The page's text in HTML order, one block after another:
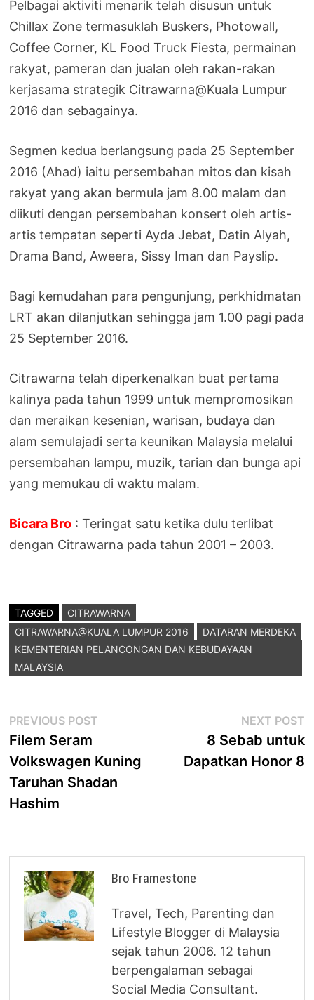
Pelbagai aktiviti menarik telah disusun untuk
Chillax Zone termasuklah Buskers, Photowall,
Coffee Corner, KL Food Truck Fiesta, permainan
rakyat, pameran dan jualan oleh rakan-rakan
kerjasama strategik Citrawarna@Kuala Lumpur
2016 dan sebagainya.
Segmen kedua berlangsung pada 25 September
2016 (Ahad) iaitu persembahan mitos dan kisah
rakyat yang akan bermula jam 8.00 malam dan
diikuti dengan persembahan konsert oleh artis-
artis tempatan seperti Ayda Jebat, Datin Alyah,
Drama Band, Aweera, Sissy Iman dan Payslip.
Bagi kemudahan para pengunjung, perkhidmatan
LRT akan dilanjutkan sehingga jam 1.00 pagi pada
25 September 2016.
Citrawarna telah diperkenalkan buat pertama
kalinya pada tahun 1999 untuk mempromosikan
dan meraikan kesenian, warisan, budaya dan
alam semulajadi serta keunikan Malaysia melalui
persembahan lampu, muzik, tarian dan bunga api
yang memukau di waktu malam.
Bicara Bro : Teringat satu ketika dulu terlibat
dengan Citrawarna pada tahun 2001 – 2003.
TAGGED
CITRAWARNA
CITRAWARNA@KUALA LUMPUR 2016
DATARAN MERDEKA
KEMENTERIAN PELANCONGAN DAN KEBUDAYAAN
MALAYSIA
Post
navigation
PREVIOUS POST
Filem Seram
Volkswagen Kuning
Taruhan Shadan
Hashim
NEXT POST
8 Sebab untuk
Dapatkan Honor 8
Bro Framestone
Travel, Tech, Parenting dan
Lifestyle Blogger di Malaysia
sejak tahun 2006. 12 tahun
berpengalaman sebagai
Social Media Consultant.